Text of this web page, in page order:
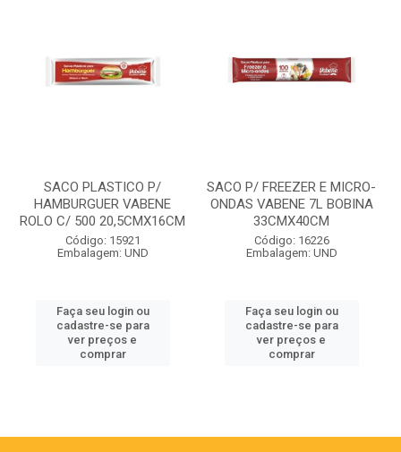
SACO PLASTICO P/
HAMBURGUER VABENE
ROLO C/ 500 20,5CMX16CM
Código: 15921
Embalagem: UND
Faça seu login ou
cadastre-se para
ver preços e
comprar
SACO P/ FREEZER E MICRO-
ONDAS VABENE 7L BOBINA
33CMX40CM
Código: 16226
Embalagem: UND
Faça seu login ou
cadastre-se para
ver preços e
comprar